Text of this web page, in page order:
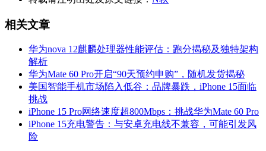
相关文章
华为nova 12麒麟处理器性能评估：跑分揭秘及独特架构
解析
华为Mate 60 Pro开启“90天预约申购”，随机发货揭秘
美国智能手机市场陷入低谷：品牌暴跌，iPhone 15面临
挑战
iPhone 15 Pro网络速度超800Mbps：挑战华为Mate 60 Pro
iPhone 15充电警告：与安卓充电线不兼容，可能引发风
险